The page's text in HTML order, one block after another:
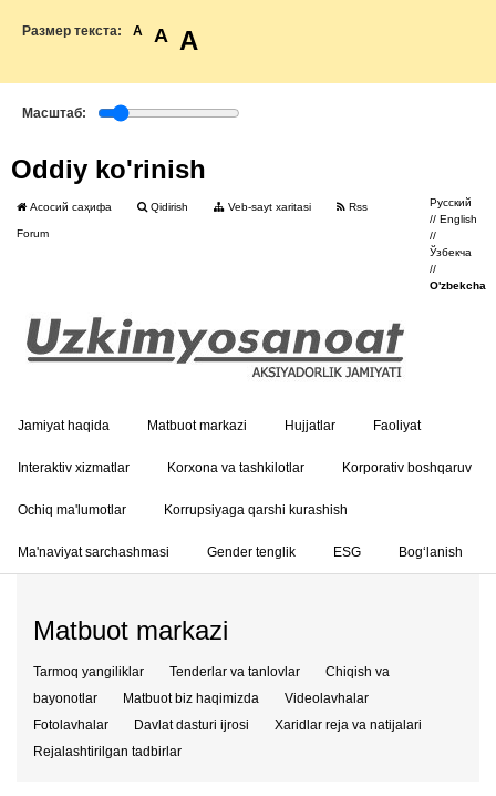
Размер текста: A A A
Масштаб:
Oddiy ko'rinish
Асосий саҳифа Qidirish Veb-sayt xaritasi Rss
Forum
Русский
//English
//
Ўзбекча
//
O'zbekcha
Jamiyat haqida Matbuot markazi Hujjatlar Faoliyat
Interaktiv xizmatlar Korxona va tashkilotlar Korporativ boshqaruv
Ochiq ma'lumotlar Korrupsiyaga qarshi kurashish
Ma'naviyat sarchashmasi Gender tenglik ESG Bog‘lanish
Matbuot markazi
Tarmoq yangiliklar Tenderlar va tanlovlar
Chiqish va
bayonotlar
Matbuot biz haqimizda
Videolavhalar
Fotolavhalar
Davlat dasturi ijrosi
Xaridlar reja va natijalari
Rejalashtirilgan tadbirlar